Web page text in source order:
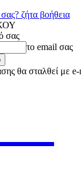
ζήτα βοήθεια
σας
το email σας
θα σταλθεί με